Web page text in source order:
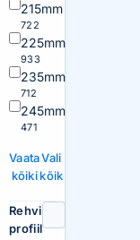
215mm
722
225mm
933
235mm
712
245mm
471
Vaata
kõiki
Vali
kõik
Rehvi
profiil